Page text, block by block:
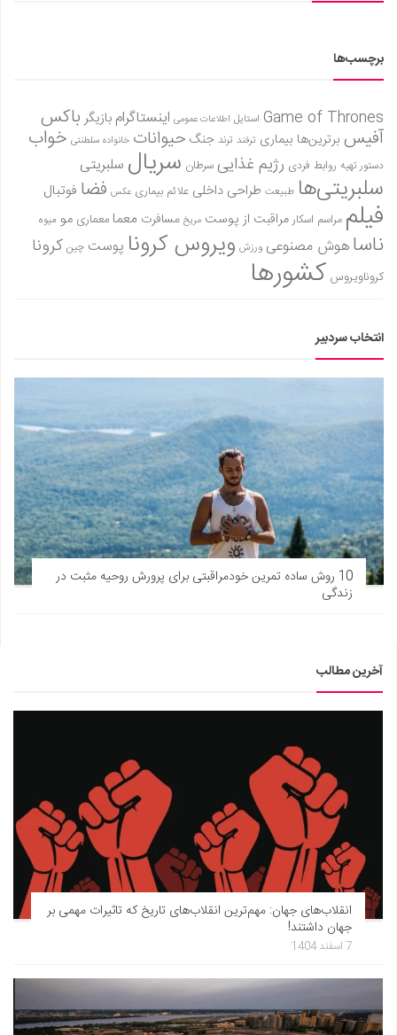
برچسب‌ها
Game of Thrones استایل اطلاعات عمومی اینستاگرام بازیگر باکس
آفیس برترین‌ها بیماری ترفند ترند جنگ حیوانات خانواده سلطنتی خواب
دستور تهیه روابط فردی رژیم غذاییسرطان سریال سلبریتی
سلبریتی‌ها طبیعت طراحی داخلی علائم بیماری عکس فضا فوتبال
فیلم مراسم اسکارمراقبت از پوست مریخ مسافرت معمامعماری مو میوه
ناساهوش مصنوعی ورزش ویروس کرونا پوست چین کرونا
کروناویروس کشورها
انتخاب سردبیر
10 روش ساده تمرین خودمراقبتی برای پرورش روحیه مثبت در
زندگی
آخرین مطالب
انقلاب‌های جهان: مهم‌ترین انقلاب‌های تاریخ که تاثیرات مهمی بر
جهان داشتند!
7 اسفند 1404